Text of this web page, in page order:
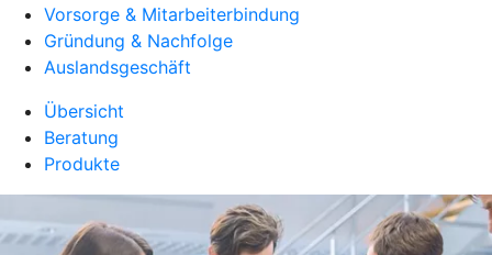
Vorsorge & Mitarbeiterbindung
Gründung & Nachfolge
Auslandsgeschäft
Übersicht
Beratung
Produkte